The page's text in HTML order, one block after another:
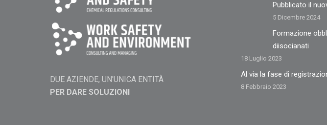
DUE AZIENDE, UN'UNICA ENTITÀ
PER DARE SOLUZIONI
Pubblicato il
5 Dicembre 2024
Formazione
diisocianati
18 Luglio 2023
Al via la fase di
8 Febbraio 2023